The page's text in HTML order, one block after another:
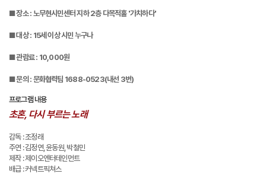
■ 장소 : 노무현시민센터 지하 2층 다목적홀 '가치하다'
■ 대상 : 15세 이상 시민 누구나
■ 관람료 : 10,000원
■ 문의 : 문화협력팀 1688-0523(내선 3번)
프로그램 내용
초혼, 다시 부르는 노래
감독 : 조정래
주연 : 김정연, 윤동원, 박철민
제작 : 제이오엔터테인먼트
배급 : 커넥트픽쳐스